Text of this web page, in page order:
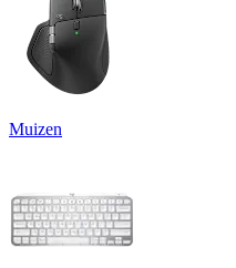
Muizen